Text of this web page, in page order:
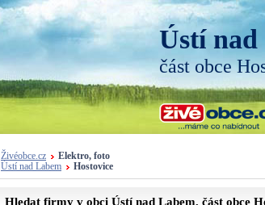
Ústí
část obce
Živéobce.cz
Elektro, foto
Ústí nad Labem
Hostovice
Hledat firmy v obci Ústí nad Labem, část obce